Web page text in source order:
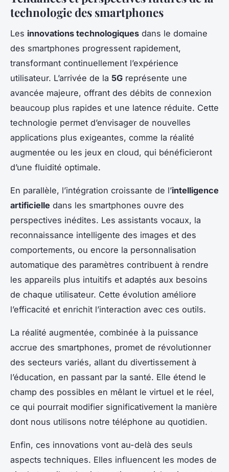
technologie des smartphones
Les innovations technologiques dans le domaine
des smartphones progressent rapidement,
transformant continuellement l’expérience
utilisateur. L’arrivée de la 5G représente une
avancée majeure, offrant des débits de connexion
beaucoup plus rapides et une latence réduite. Cette
technologie permet d’envisager de nouvelles
applications plus exigeantes, comme la réalité
augmentée ou les jeux en cloud, qui bénéficieront
d’une fluidité optimale.
En parallèle, l’intégration croissante de l’intelligence
artificielle dans les smartphones ouvre des
perspectives inédites. Les assistants vocaux, la
reconnaissance intelligente des images et des
comportements, ou encore la personnalisation
automatique des paramètres contribuent à rendre
les appareils plus intuitifs et adaptés aux besoins
de chaque utilisateur. Cette évolution améliore
l’efficacité et enrichit l’interaction avec ces outils.
La réalité augmentée, combinée à la puissance
accrue des smartphones, promet de révolutionner
des secteurs variés, allant du divertissement à
l’éducation, en passant par la santé. Elle étend le
champ des possibles en mêlant le virtuel et le réel,
ce qui pourrait modifier significativement la manière
dont nous utilisons notre téléphone au quotidien.
Enfin, ces innovations vont au-delà des seuls
aspects techniques. Elles influencent les modes de